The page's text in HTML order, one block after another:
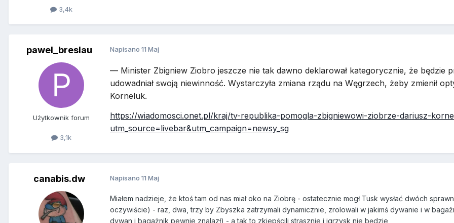
3,4k
pawel_breslau
Użytkownik forum
3,1k
Napisano 11 Maj
— Minister Zbigniew Ziobro jeszcze nie tak dawno deklarował kategorycznie, że będzie
udowadniał swoją niewinność. Wystarczyła zmiana rządu na Węgrzech, żeby zmienił
Korneluk.
https://wiadomosci.onet.pl/kraj/tv-republika-pomogla-zbigniewowi-ziobrze-dariusz-
utm_source=livebar&utm_campaign=newsy_sg
canabis.dw Napisano 11 Maj
Miałem nadzieje, że ktoś tam od nas miał oko na Ziobrę - ostatecznie mogł Tusk wysłać dwóch
oczywiście) - raz, dwa, trzy by Zbyszka zatrzymali dynamicznie, zrolowali w jakimś dywanie i w
dywan i bagażnik pewnie znalazł) - a tak to zkiepścili strasznie i igrzysk nie będzie